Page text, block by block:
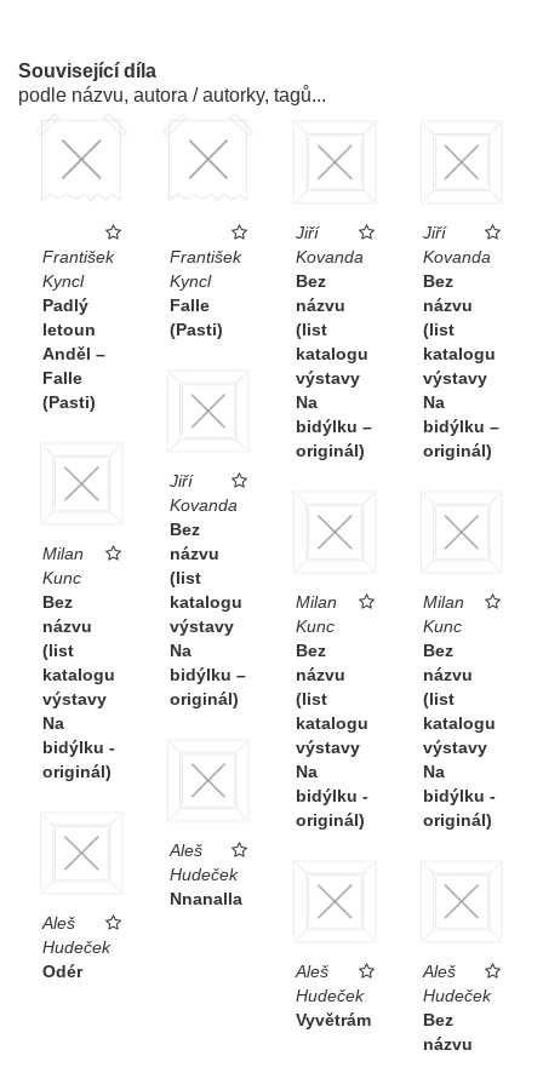
Související díla
podle názvu, autora / autorky, tagů...
František
Kyncl
Padlý
letoun
Anděl –
Falle
(Pasti)
František
Kyncl
Falle
(Pasti)
Jiří
Kovanda
Bez
názvu
(list
katalogu
výstavy
Na
bidýlku –
originál)
Jiří
Kovanda
Bez
názvu
(list
katalogu
výstavy
Na
bidýlku –
originál)
Jiří
Kovanda
Bez
názvu
(list
katalogu
výstavy
Na
bidýlku –
originál)
Milan
Kunc
Bez
názvu
(list
katalogu
výstavy
Na
bidýlku -
originál)
Milan
Kunc
Bez
názvu
(list
katalogu
výstavy
Na
bidýlku -
originál)
Milan
Kunc
Bez
názvu
(list
katalogu
výstavy
Na
bidýlku -
originál)
Aleš
Hudeček
Nnanalla
Aleš
Hudeček
Odér
Aleš
Hudeček
Vyvětrám
Aleš
Hudeček
Bez
názvu